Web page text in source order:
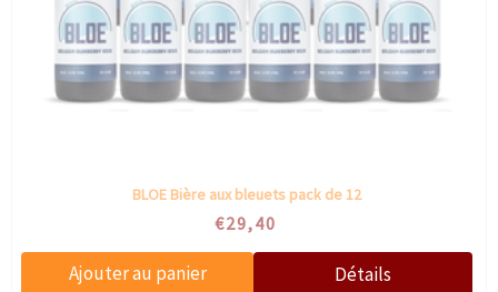
BLOE Bière aux bleuets pack de 12
€29,40